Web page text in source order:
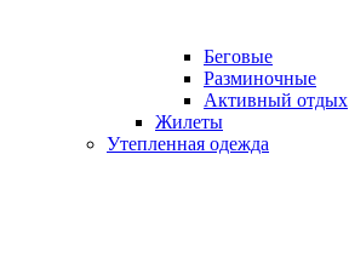
Беговые
Разминочные
Активный отдых
Жилеты
Утепленная одежда